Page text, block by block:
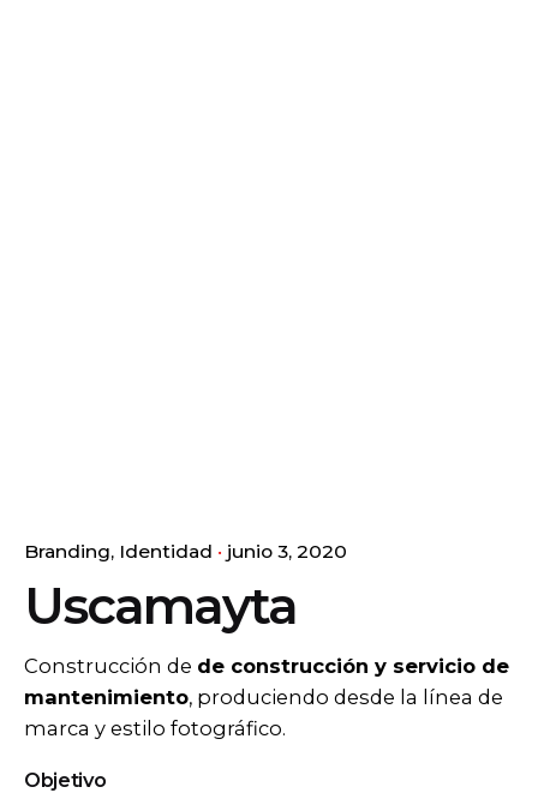
Branding Identidad junio 3, 2020
Uscamayta
Construcción de de construcción y servicio de
mantenimiento, produciendo desde la línea de
marca y estilo fotográfico.
Objetivo